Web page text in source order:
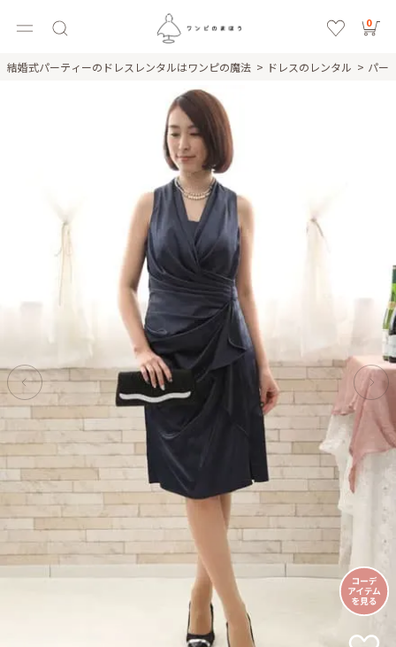
0
結婚式パーティーのドレスレンタルはワンピの魔法 ドレスのレンタル パー